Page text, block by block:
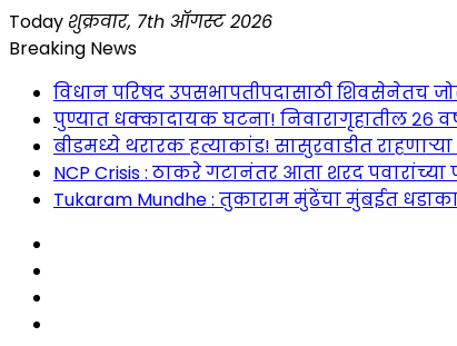
Skip
to
Today शुक्रवार, 7th ऑगस्ट 2026
Breaking News
विधान परिषद उपसभापतीपदासाठी शिवसेनेतच
पुण्यात धक्कादायक घटना! निवारागृहातील २६
बीडमध्ये थरारक हत्याकांड! सासुरवाडीत
NCP Crisis : ठाकरे गटानंतर आता शरद
Tukaram Mundhe : तुकाराम मुंढेंचा मुंबईत